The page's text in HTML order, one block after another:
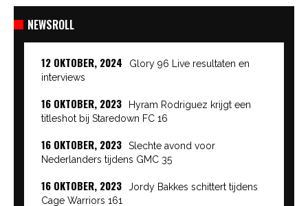
NEWSROLL
12 OKTOBER, 2024
Glory 96 Live resultaten en
interviews
16 OKTOBER, 2023
Hyram Rodriguez krijgt een
titleshot bij Staredown FC 16
16 OKTOBER, 2023
Slechte avond voor
Nederlanders tijdens GMC 35
16 OKTOBER, 2023
Jordy Bakkes schittert tijdens
Cage Warriors 161